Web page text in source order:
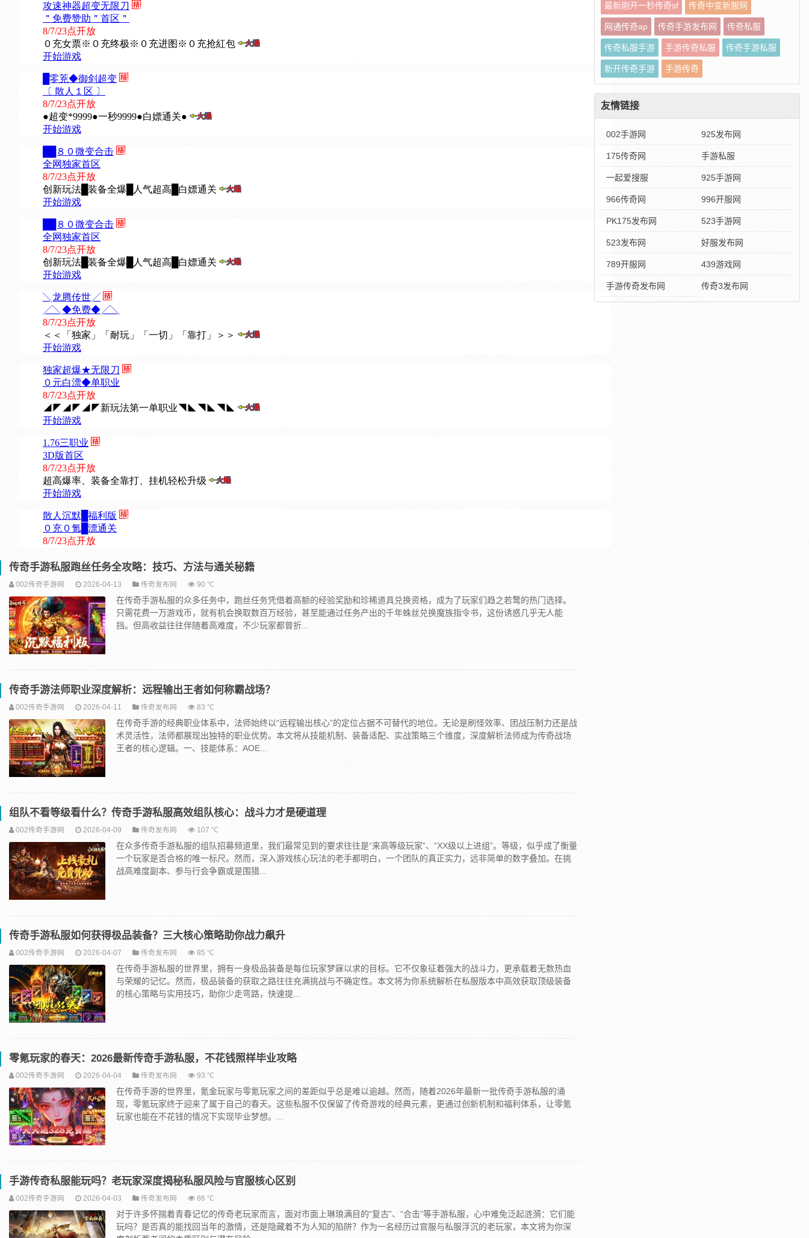
传奇手游私服跑丝任务全攻略：技巧、方法与通关秘籍
002传奇手游网 2026-04-13 传奇发布网 90 ℃
在传奇手游私服的众多任务中，跑丝任务凭借着高额的经验奖励和珍稀道具兑换资格，成为了玩家们趋之若鹜的热门选择。
只需花费一万游戏币，就有机会换取数百万经验，甚至能通过任务产出的千年蛛丝兑换魔族指令书，这份诱惑几乎无人能
挡。但高收益往往伴随着高难度，不少玩家都曾折...
传奇手游法师职业深度解析：远程输出王者如何称霸战场？
002传奇手游网 2026-04-11 传奇发布网 83 ℃
在传奇手游的经典职业体系中，法师始终以“远程输出核心”的定位占据不可替代的地位。无论是刷怪效率、团战压制力还是战
术灵活性，法师都展现出独特的职业优势。本文将从技能机制、装备适配、实战策略三个维度，深度解析法师成为传奇战场
王者的核心逻辑。一、技能体系：AOE...
组队不看等级看什么？传奇手游私服高效组队核心：战斗力才是硬道理
002传奇手游网 2026-04-09 传奇发布网 107 ℃
在众多传奇手游私服的组队招募频道里，我们最常见到的要求往往是“来高等级玩家”、“XX级以上进组”。等级，似乎成了衡量
一个玩家是否合格的唯一标尺。然而，深入游戏核心玩法的老手都明白，一个团队的真正实力，远非简单的数字叠加。在挑
战高难度副本、参与行会争霸或是围猎...
传奇手游私服如何获得极品装备？三大核心策略助你战力飙升
002传奇手游网 2026-04-07 传奇发布网 85 ℃
在传奇手游私服的世界里，拥有一身极品装备是每位玩家梦寐以求的目标。它不仅象征着强大的战斗力，更承载着无数热血
与荣耀的记忆。然而，极品装备的获取之路往往充满挑战与不确定性。本文将为你系统解析在私服版本中高效获取顶级装备
的核心策略与实用技巧，助你少走弯路，快速提...
零氪玩家的春天：2026最新传奇手游私服，不花钱照样毕业攻略
002传奇手游网 2026-04-04 传奇发布网 93 ℃
在传奇手游的世界里，氪金玩家与零氪玩家之间的差距似乎总是难以逾越。然而，随着2026年最新一批传奇手游私服的涌
现，零氪玩家终于迎来了属于自己的春天。这些私服不仅保留了传奇游戏的经典元素，更通过创新机制和福利体系，让零氪
玩家也能在不花钱的情况下实现毕业梦想。...
手游传奇私服能玩吗？老玩家深度揭秘私服风险与官服核心区别
002传奇手游网 2026-04-03 传奇发布网 86 ℃
对于许多怀揣着青春记忆的传奇老玩家而言，面对市面上琳琅满目的“复古”、“合击”等手游私服，心中难免泛起涟漪：它们能
玩吗？是否真的能找回当年的激情，还是隐藏着不为人知的陷阱？作为一名经历过官服与私服浮沉的老玩家，本文将为你深
最新刚开一秒传奇sf 传奇中变新服网
网通传奇ap 传奇手游发布网 传奇私服
传奇私服手游 手游传奇私服 传奇手游私服
新开传奇手游 手游传奇
友情链接
002手游网 925发布网
175传奇网 手游私服
一起爱搜服 925手游网
966传奇网 996开服网
PK175发布网 523手游网
523发布网 好服发布网
789开服网 439游戏网
手游传奇发布网 传奇3发布网